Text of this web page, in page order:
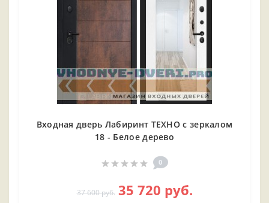
Входная дверь Лабиринт ТЕХНО с зеркалом
18 - Белое дерево
0
37 600 руб. 35 720 руб.